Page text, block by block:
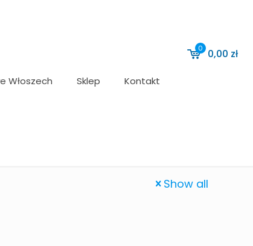
Włoszech Sklep Kontakt
0 0,00 zł
Show all